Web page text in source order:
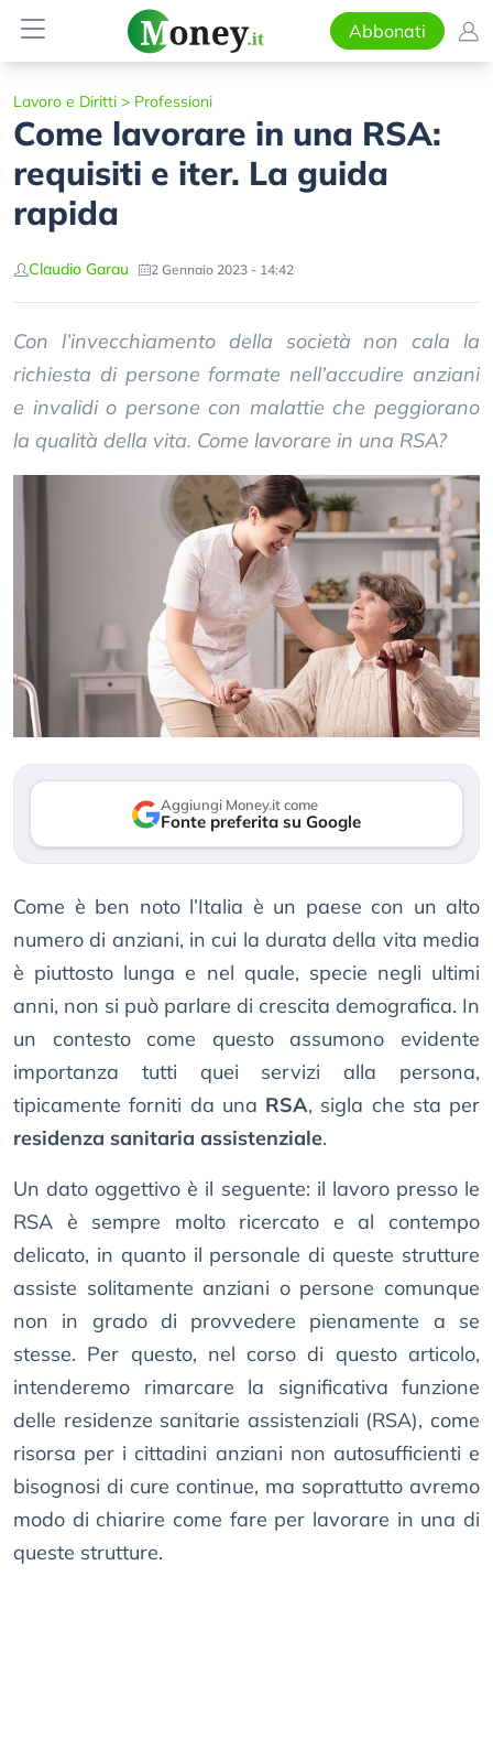
Abbonati
Lavoro e Diritti > Professioni
Come lavorare in una RSA:
requisiti e iter. La guida
rapida
Claudio Garau 2 Gennaio 2023 - 14:42
Con l’invecchiamento della società non cala la
richiesta di persone formate nell’accudire anziani
e invalidi o persone con malattie che peggiorano
la qualità della vita. Come lavorare in una RSA?
Aggiungi Money.it come
Fonte preferita su Google
Come è ben noto l’Italia è un paese con un alto
numero di anziani, in cui la durata della vita media
è piuttosto lunga e nel quale, specie negli ultimi
anni, non si può parlare di crescita demografica. In
un contesto come questo assumono evidente
importanza tutti quei servizi alla persona,
tipicamente forniti da una RSA, sigla che sta per
residenza sanitaria assistenziale.
Un dato oggettivo è il seguente: il lavoro presso le
RSA è sempre molto ricercato e al contempo
delicato, in quanto il personale di queste strutture
assiste solitamente anziani o persone comunque
non in grado di provvedere pienamente a se
stesse. Per questo, nel corso di questo articolo,
intenderemo rimarcare la significativa funzione
delle residenze sanitarie assistenziali (RSA), come
risorsa per i cittadini anziani non autosufficienti e
bisognosi di cure continue, ma soprattutto avremo
modo di chiarire come fare per lavorare in una di
queste strutture.